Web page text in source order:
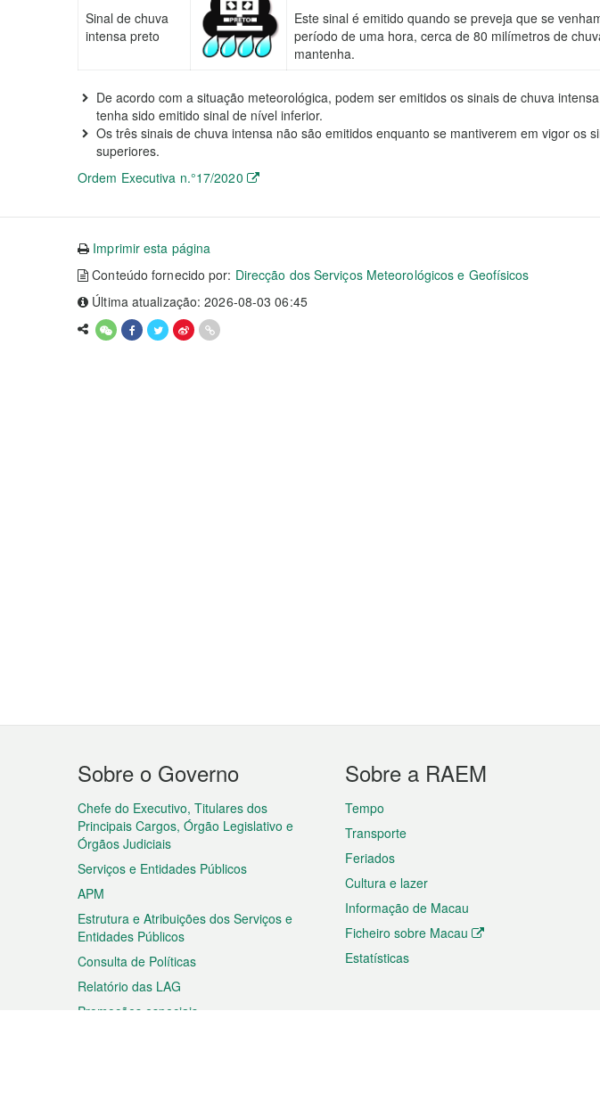
Sinal de chuva
intensa preto
Este sinal é emitido quando se preveja que se
período de uma hora, cerca de 80 milímetros de
mantenha.
De acordo com a situação meteorológica, podem ser emitidos os sinais de chuva
tenha sido emitido sinal de nível inferior.
Os três sinais de chuva intensa não são emitidos enquanto se mantiverem em vigor os
superiores.
Ordem Executiva n.°17/2020
Imprimir esta página
Conteúdo fornecido por: Direcção dos Serviços Meteorológicos e Geofísicos
Última atualização: 2026-08-03 06:45
Menu
do
rodapé
Sobre o Governo
Chefe do Executivo, Titulares dos
Principais Cargos, Órgão Legislativo e
Órgãos Judiciais
Serviços e Entidades Públicos
APM
Estrutura e Atribuições dos Serviços e
Entidades Públicos
Consulta de Políticas
Relatório das LAG
Promoções especiais
Sobre a RAEM
Tempo
Transporte
Feriados
Cultura e lazer
Informação de Macau
Ficheiro sobre Macau
Estatísticas